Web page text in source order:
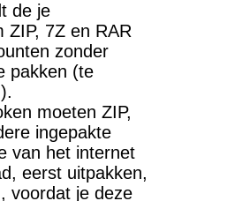
de je
ZIP, 7Z en RAR
zonder
pakken (te
moeten ZIP,
ingepakte
van het internet
eerst uitpakken,
voordat je deze